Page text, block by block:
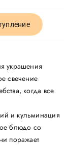
украшения
свечение
когда все
и кульминация
блюдо со
поражает